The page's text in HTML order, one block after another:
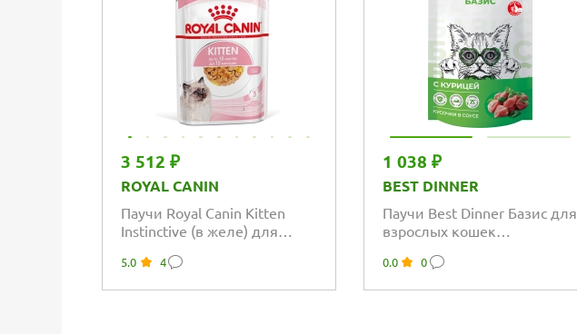
3 512 ₽
ROYAL CANIN
Паучи Royal Canin Kitten
Instinctive (в желе) для
5.0 4
1 038 ₽
BEST DINNER
Паучи Best Dinner Базис для
взрослых кошек
кусочки в соусе с...
0.0 0